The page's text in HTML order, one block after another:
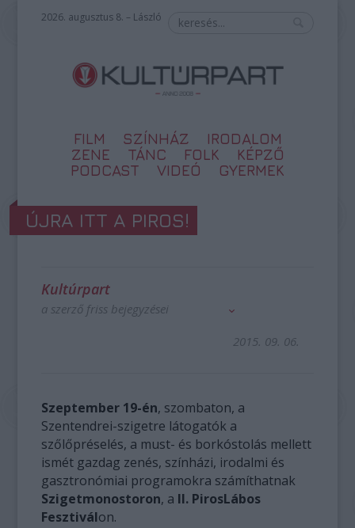
2026. augusztus 8. – László
FILM SZÍNHÁZ
IRODALOM
ZENE
TÁNC FOLK
KÉPZŐ
PODCAST
VIDEÓ GYERMEK
ÚJRA ITT A PIROS!
Kultúrpart
a szerző friss bejegyzései
2015. 09. 06.
Szeptember 19-én, szombaton, a
Szentendrei-szigetre látogatók a
szőlőpréselés, a must- és borkóstolás mellett
ismét gazdag zenés, színházi, irodalmi és
gasztronómiai programokra számíthatnak
Szigetmonostoron, a II. PirosLábos
Fesztiválon.